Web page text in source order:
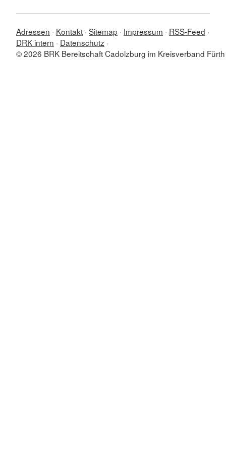
Adressen Kontakt Sitemap Impressum
RSS-Feed
DRK intern
Datenschutz
© 2026 BRK Bereitschaft Cadolzburg im Kreisverband Fürth